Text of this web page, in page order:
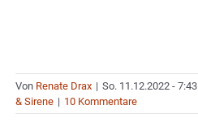
Von Renate Drax | So. 11.12.2022 - 7:43
& Sirene | 10 Kommentare